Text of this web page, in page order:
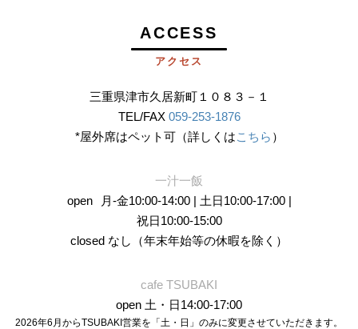
ACCESS
アクセス
三重県津市久居新町１０８３－１
TEL/FAX 059-253-1876
*屋外席はペット可（詳しくはこちら ）
一汁一飯
open
月-金10:00-14:00 | 土日10:00-17:00 |
祝日10:00-15:00
closed なし（年末年始等の休暇を除く）
cafe TSUBAKI
open 土・日14:00-17:00
2026年6月からTSUBAKI営業を「土・日」のみに変更させていただきます。